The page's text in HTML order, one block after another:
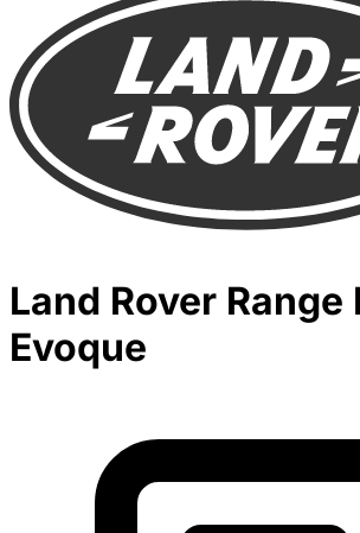
Land Rover Range
Evoque